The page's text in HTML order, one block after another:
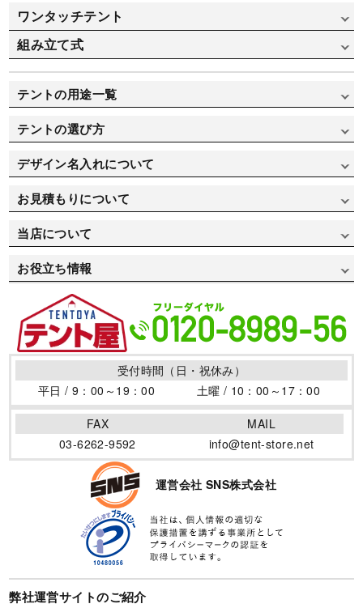
ワンタッチテント
かんたんてんと（スチール&アルミ骨フレーム）
かんたんてんと（オールアルミ骨フレーム）
かんたんてんと 横幕
ミスタークイックテント（スチール&アルミ骨フレーム）
ミスタークイックテント（オールアルミ骨フレーム）
組み立て式
組み立て式パイプテント
組み立て式パイプテント（横幕一覧）
テントの用途一覧
イベント用途で選ぶ
寄贈/記念品用で選ぶ
運動会/卒業式用で選ぶ
部活/クラブ活動用で選ぶ
自治体/地方公共団体用で選ぶ
お祭り用で選ぶ
医療/病院用で選ぶ
防災/消防用で選ぶ
商店街用で選ぶ
店舗/ブース/露店用で選ぶ
フェス/マルシェ/フリマ用で選ぶ
地鎮祭用で選ぶ
テントの選び方
テントの選び方
デザイン名入れについて
オリジナルテント製作実績
デザインデータ入稿方法
デザインデータ作成方法
プリント書体見本
デザインサンプル
お見積もりについて
テント自動お見積り
送料について
返品・変更について
よくある質問集
当店について
会社概要
個人情報保護方針
サイトポリシー
お役立ち情報
イベントテントの取り扱い
テントの活用場所
テントの仲間
テント制作のポイント
ワンタッチテントの効果
イベントテントを暴風から守る風対策！その方法と必要性
について
卒園卒業の記念と御礼に寄贈用テントがオススメです
夏の熱中症対策に！日差しを避けるイベントテント！
イベントテントを使いたい！購入とレンタルのメリット・
デメリット
イベントテントを長く使うために。寿命と保管方法
受付時間（日・祝休み）
平日 / 9：00～19：00
土曜 / 10：00～17：00
FAX
03-6262-9592
MAIL
info@tent-store.net
運営会社 SNS株式会社
弊社運営サイトのご紹介